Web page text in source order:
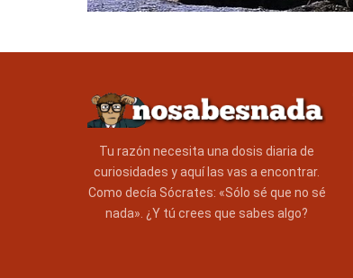
Tu razón necesita una dosis diaria de
curiosidades y aquí las vas a encontrar.
Como decía Sócrates: «Sólo sé que no sé
nada». ¿Y tú crees que sabes algo?